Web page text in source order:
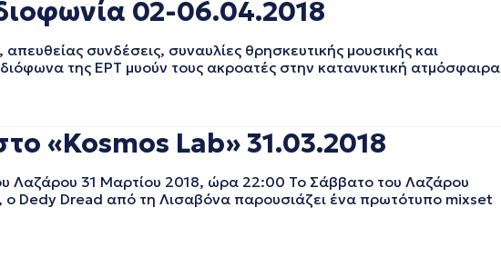
02-06.04.2018
συνδέσεις, συναυλίες θρησκευτικής μουσικής και
της ΕΡΤ μυούν τους ακροατές στην κατανυκτική ατμόσφαιρα
«Kosmos Lab» 31.03.2018
Λαζάρου 31 Μαρτίου 2018, ώρα 22:00 Το Σάββατο του Λαζάρου
ο Dedy Dread από τη Λισαβόνα παρουσιάζει ένα πρωτότυπο mixset